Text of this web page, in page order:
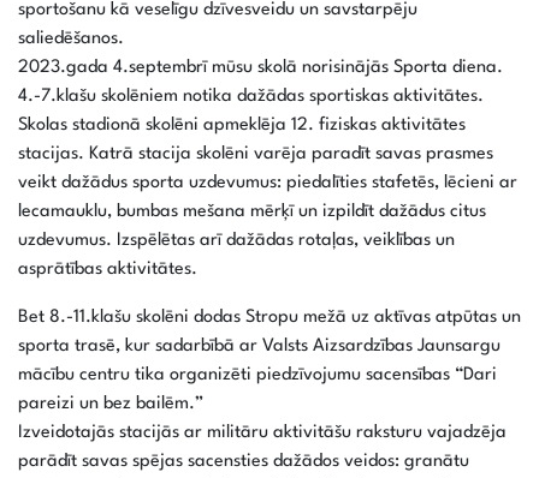
sportošanu kā veselīgu dzīvesveidu un savstarpēju
saliedēšanos.
2023.gada 4.septembrī mūsu skolā norisinājās Sporta diena.
4.-7.klašu skolēniem notika dažādas sportiskas aktivitātes.
Skolas stadionā skolēni apmeklēja 12. fiziskas aktivitātes
stacijas. Katrā stacija skolēni varēja paradīt savas prasmes
veikt dažādus sporta uzdevumus: piedalīties stafetēs, lēcieni ar
lecamauklu, bumbas mešana mērķī un izpildīt dažādus citus
uzdevumus. Izspēlētas arī dažādas rotaļas, veiklības un
asprātības aktivitātes.
Bet 8.-11.klašu skolēni dodas Stropu mežā uz aktīvas atpūtas un
sporta trasē, kur sadarbībā ar Valsts Aizsardzības Jaunsargu
mācību centru tika organizēti piedzīvojumu sacensības “Dari
pareizi un bez bailēm.”
Izveidotajās stacijās ar militāru aktivitāšu raksturu vajadzēja
parādīt savas spējas sacensties dažādos veidos: granātu